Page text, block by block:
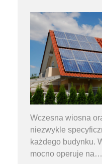
Wczesna wiosna
niezwykle
każdego budynku.
mocno operuje na…